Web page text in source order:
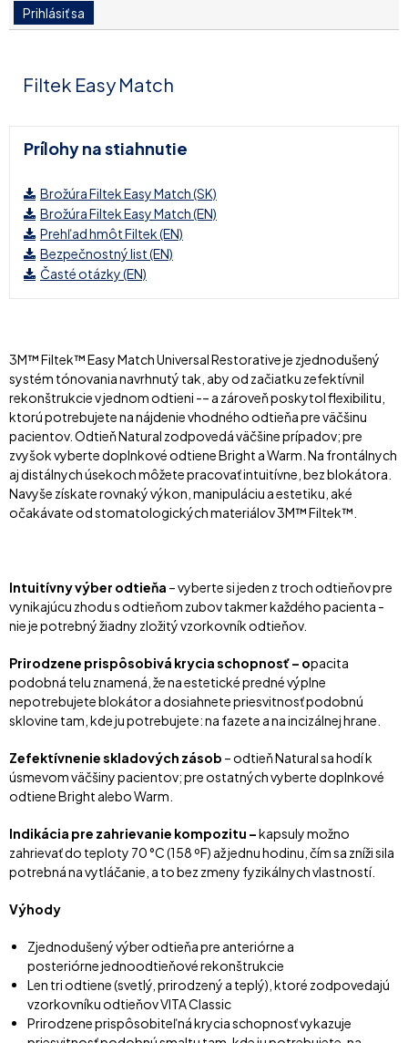
Filtek Easy Match
Prílohy na stiahnutie
Brožúra Filtek Easy Match (SK)
Brožúra Filtek Easy Match (EN)
Prehľad hmôt Filtek (EN)
Bezpečnostný list (EN)
Časté otázky (EN)
3M™ Filtek™ Easy Match Universal Restorative je zjednodušený
systém tónovania navrhnutý tak, aby od začiatku zefektívnil
rekonštrukcie v jednom odtieni -– a zároveň poskytol flexibilitu,
ktorú potrebujete na nájdenie vhodného odtieňa pre väčšinu
pacientov. Odtieň Natural zodpovedá väčšine prípadov; pre
zvyšok vyberte doplnkové odtiene Bright a Warm. Na frontálnych
aj distálnych úsekoch môžete pracovať intuitívne, bez blokátora.
Navyše získate rovnaký výkon, manipuláciu a estetiku, aké
očakávate od stomatologických materiálov 3M™ Filtek™.
Intuitívny výber odtieňa – vyberte si jeden z troch odtieňov pre
vynikajúcu zhodu s odtieňom zubov takmer každého pacienta -
nie je potrebný žiadny zložitý vzorkovník odtieňov.
Prirodzene prispôsobivá krycia schopnosť – opacita
podobná telu znamená, že na estetické predné výplne
nepotrebujete blokátor a dosiahnete priesvitnosť podobnú
sklovine tam, kde ju potrebujete: na fazete a na incizálnej hrane.
Zefektívnenie skladových zásob – odtieň Natural sa hodí k
úsmevom väčšiny pacientov; pre ostatných vyberte doplnkové
odtiene Bright alebo Warm.
Indikácia pre zahrievanie kompozitu –kapsuly možno
zahrievať do teploty 70 °C (158 ºF) až jednu hodinu, čím sa zníži sila
potrebná na vytláčanie, a to bez zmeny fyzikálnych vlastností.
Výhody
Zjednodušený výber odtieňa pre anteriórne a
posteriórne jednoodtieňové rekonštrukcie
Len tri odtiene (svetlý, prirodzený a teplý), ktoré zodpovedajú
vzorkovníku odtieňov VITA Classic
Prirodzene prispôsobiteľná krycia schopnosť vykazuje